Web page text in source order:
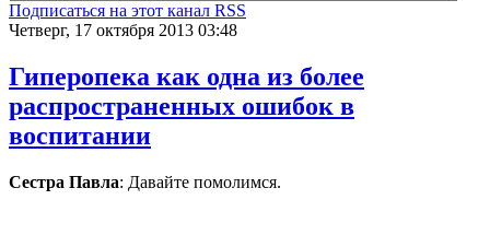
Подписаться на этот канал RSS
Четверг, 17 октября 2013 03:48
Гиперопека как одна из более
распространенных ошибок в
воспитании
Сестра Павла: Давайте помолимся.